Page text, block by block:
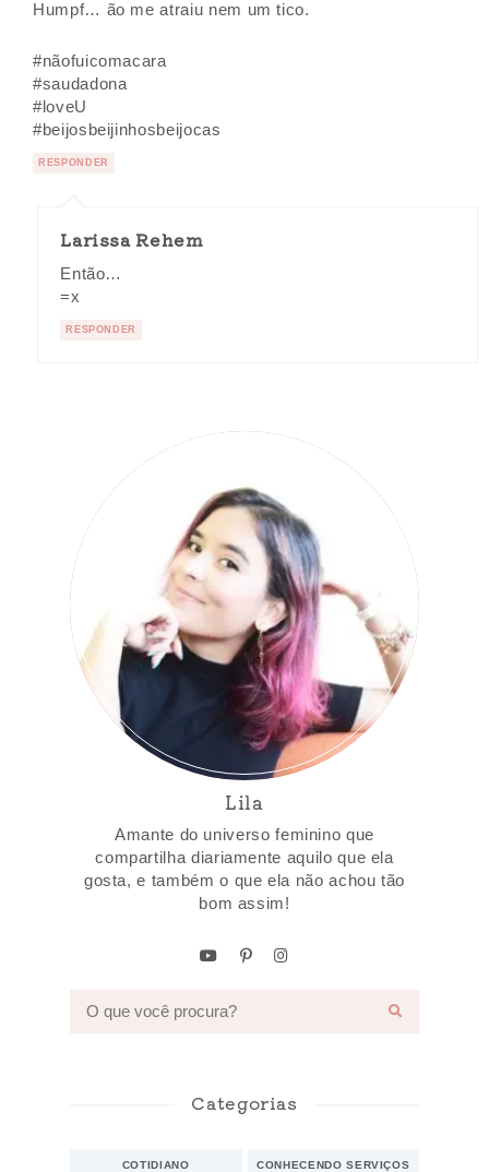
Humpf… ão me atraiu nem um tico.
#nãofuicomacara
#saudadona
#loveU
#beijosbeijinhosbeijocas
RESPONDER
Larissa Rehem
Então…
=x
RESPONDER
Lila
Amante do universo feminino que
compartilha diariamente aquilo que ela
gosta, e também o que ela não achou tão
bom assim!
Categorias
COTIDIANO CONHECENDO SERVIÇOS